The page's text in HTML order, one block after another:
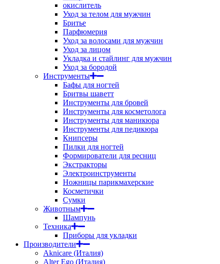
окислитель
Уход за телом для мужчин
Бритье
Парфюмерия
Уход за волосами для мужчин
Уход за лицом
Укладка и стайлинг для мужчин
Уход за бородой
Инструменты
Бафы для ногтей
Бритвы шаветт
Инструменты для бровей
Инструменты для косметолога
Инструменты для маникюра
Инструменты для педикюра
Книпсеры
Пилки для ногтей
Формирователи для ресниц
Экстракторы
Электроинструменты
Ножницы парикмахерские
Косметички
Сумки
Животным
Шампунь
Техника
Приборы для укладки
Производители
Aknicare (Италия)
Alter Ego (Италия)